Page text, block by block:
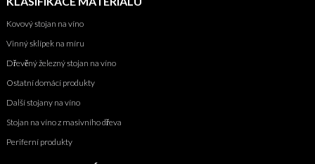
Kovový stojan na víno
Vinný sklípek na míru
Dřevěný železný stojan na víno
Ostatní domácí produkty
Další stojany na víno
Stojan na víno z masivního dřeva
Periferní produkty